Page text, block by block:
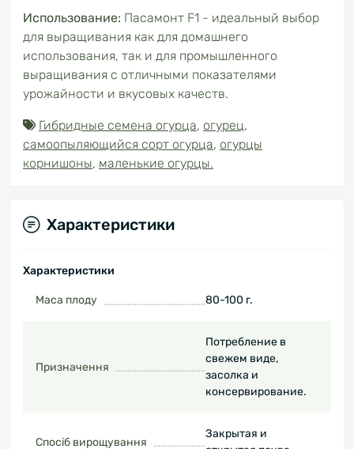
Использование: Пасамонт F1 - идеальный выбор
для выращивания как для домашнего
использования, так и для промышленного
выращивания с отличными показателями
урожайности и вкусовых качеств.
Гибридные семена огурца, огурец,
самоопыляющийся сорт огурца, огурцы
корнишоны, маленькие огурцы.
Характеристики
Характеристики
Маса плоду 80-100 г.
Призначення
Потребление в
свежем виде,
засолка и
консервирование.
Спосіб вирощування
Закрытая и